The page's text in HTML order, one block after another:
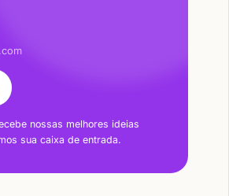
nossas melhores ideias
sua caixa de entrada.